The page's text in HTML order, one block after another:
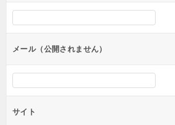
シ
ンメール（公開されません）
サイト